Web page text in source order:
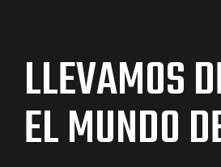
LLEVAMOS
EL MUNDO
Series